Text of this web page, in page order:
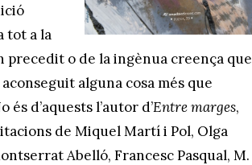
tot a la
precedit o de la ingènua creença que
alguna cosa més que
d’aquests l’autor d’Entre marges,
de Miquel Martí i Pol, Olga
Abelló, Francesc Pasqual, M.